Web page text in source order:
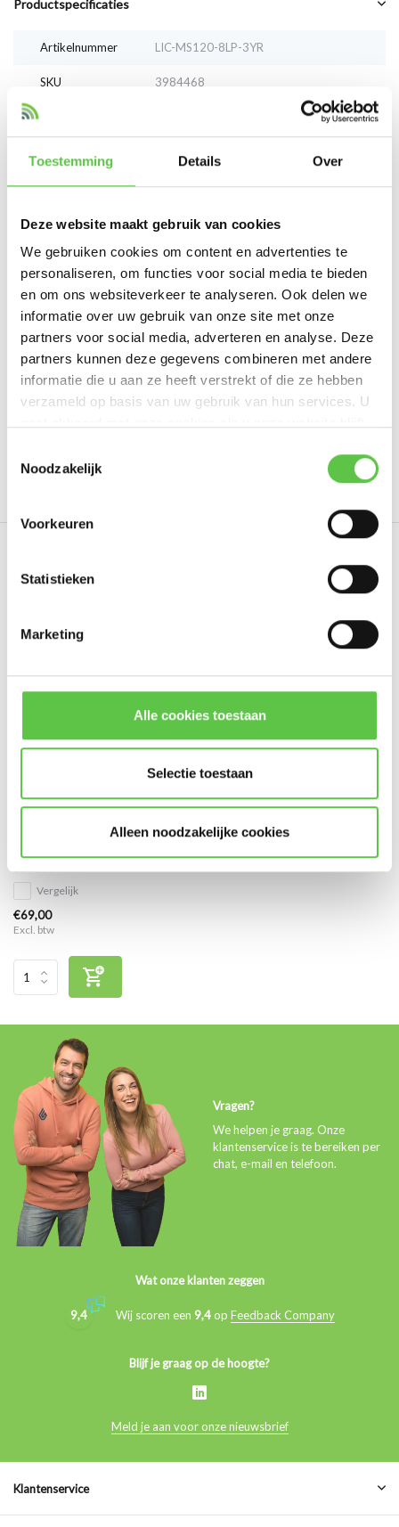
Toestemming Details Over
Deze website maakt gebruik van cookies
We gebruiken cookies om content en advertenties te
personaliseren, om functies voor social media te bieden
en om ons websiteverkeer te analyseren. Ook delen we
informatie over uw gebruik van onze site met onze
partners voor social media, adverteren en analyse. Deze
partners kunnen deze gegevens combineren met andere
informatie die u aan ze heeft verstrekt of die ze hebben
verzameld op basis van uw gebruik van hun services. U
Noodzakelijk
Voorkeuren
Statistieken
Marketing
Alle cookies toestaan
Selectie toestaan
Alleen noodzakelijke cookies
Productspecificaties
Artikelnummer LIC-MS120-8LP-3YR
SKU 3984468
Vergelijk Delen
Reviews
Based on 0 reviews
Er zijn nog geen reviews geschreven over dit product..
Tags
3 Year LIC-
Cisco Meraki MS120-8LP
Vergelijk
€69,00
Excl. btw
Vragen?
We helpen je graag. Onze
klantenservice is te bereiken per
chat, e-mail en telefoon.
Wat onze klanten zeggen
9,4 Wij scoren een 9,4op Feedback Company
Blijf je graag op de hoogte?
Meld je aan voor onze nieuwsbrief
Klantenservice
Abonneer
* Lees hier de wettelijke beperkingen